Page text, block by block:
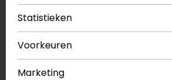
Motivatiebrief (pdf, doc, docx, odt)
Statistieken
Voorkeuren
Marketing